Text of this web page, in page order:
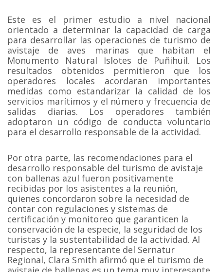
Este es el primer estudio a nivel nacional
orientado a determinar la capacidad de carga
para desarrollar las operaciones de turismo de
avistaje de aves marinas que habitan el
Monumento Natural Islotes de Puñihuil. Los
resultados obtenidos permitieron que los
operadores locales acordaran importantes
medidas como estandarizar la calidad de los
servicios marítimos y el número y frecuencia de
salidas diarias. Los operadores también
adoptaron un código de conducta voluntario
para el desarrollo responsable de la actividad.
Por otra parte, las recomendaciones para el
desarrollo responsable del turismo de avistaje
con ballenas azul fueron positivamente
recibidas por los asistentes a la reunión,
quienes concordaron sobre la necesidad de
contar con regulaciones y sistemas de
certificación y monitoreo que garanticen la
conservación de la especie, la seguridad de los
turistas y la sustentabilidad de la actividad. Al
respecto, la representante del Sernatur
Regional, Clara Smith afirmó que el turismo de